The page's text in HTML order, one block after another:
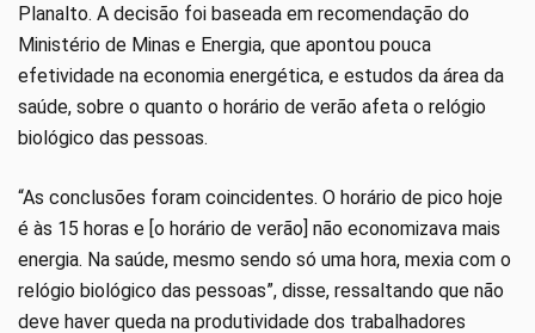
Planalto. A decisão foi baseada em recomendação do
Ministério de Minas e Energia, que apontou pouca
efetividade na economia energética, e estudos da área da
saúde, sobre o quanto o horário de verão afeta o relógio
biológico das pessoas.
“As conclusões foram coincidentes. O horário de pico hoje
é às 15 horas e [o horário de verão] não economizava mais
energia. Na saúde, mesmo sendo só uma hora, mexia com o
relógio biológico das pessoas”, disse, ressaltando que não
deve haver queda na produtividade dos trabalhadores